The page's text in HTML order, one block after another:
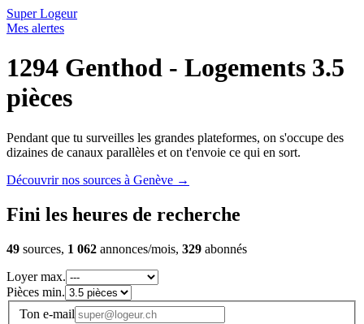
Super Logeur
Mes alertes
1294 Genthod - Logements 3.5
pièces
Pendant que tu surveilles les grandes plateformes, on s'occupe des
dizaines de canaux parallèles et on t'envoie ce qui en sort.
Découvrir nos sources à Genève →
Fini les heures de recherche
49 sources, 1 062 annonces/mois, 329 abonnés
Loyer max.
Pièces min.
Ton e-mail